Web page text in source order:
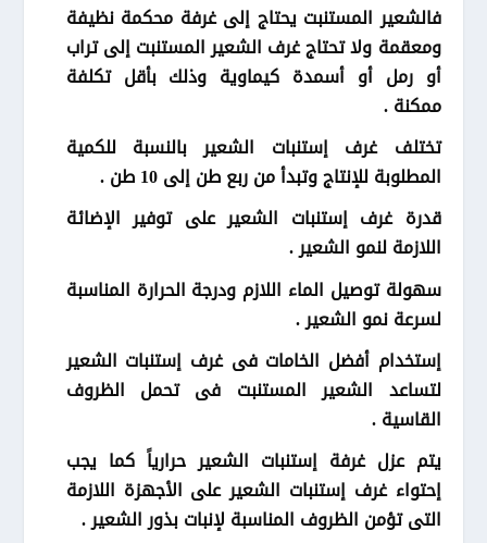
فالشعير المستنبت يحتاج إلى غرفة محكمة نظيفة
ومعقمة ولا تحتاج غرف الشعير المستنبت إلى تراب
أو رمل أو أسمدة كيماوية وذلك بأقل تكلفة
ممكنة .
تختلف غرف إستنبات الشعير بالنسبة للكمية
المطلوبة للإنتاج وتبدأ من ربع طن إلى 10 طن .
قدرة غرف إستنبات الشعير على توفير الإضائة
اللازمة لنمو الشعير .
سهولة توصيل الماء اللازم ودرجة الحرارة المناسبة
لسرعة نمو الشعير .
إستخدام أفضل الخامات فى غرف إستنبات الشعير
لتساعد الشعير المستنبت فى تحمل الظروف
القاسية .
يتم عزل غرفة إستنبات الشعير حرارياً كما يجب
إحتواء غرف إستنبات الشعير على الأجهزة اللازمة
التى تؤمن الظروف المناسبة لإنبات بذور الشعير .